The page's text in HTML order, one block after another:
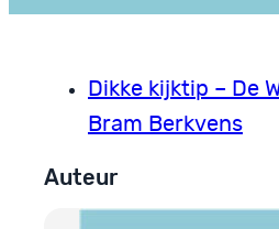
Dikke kijktip – De
Bram Berkvens
Auteur